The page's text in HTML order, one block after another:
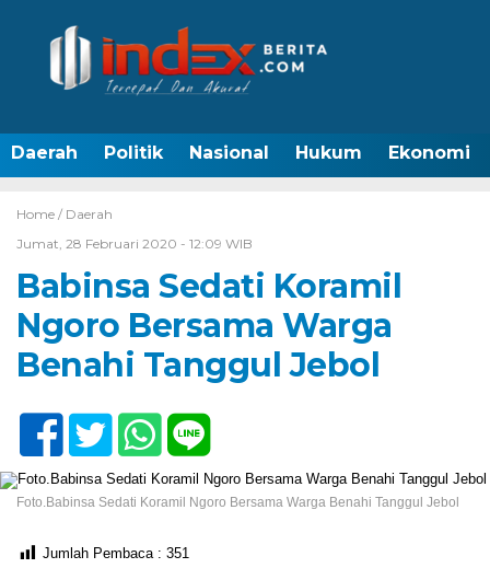
Daerah Politik Nasional Hukum Ekonomi
Home / Daerah
Jumat, 28 Februari 2020 - 12:09 WIB
Babinsa Sedati Koramil
Ngoro Bersama Warga
Benahi Tanggul Jebol
Foto.Babinsa Sedati Koramil Ngoro Bersama Warga Benahi Tanggul Jebol
Jumlah Pembaca : 351